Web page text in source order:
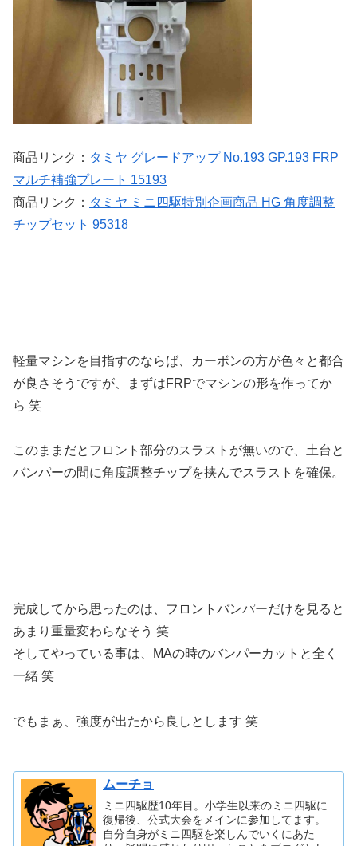
商品リンク： タミヤ グレードアップ No.193 GP.193 FRP
マルチ補強プレート 15193
商品リンク： タミヤ ミニ四駆特別企画商品 HG 角度調整
チップセット 95318
軽量マシンを目指すのならば、カーボンの方が色々と都合
が良さそうですが、まずはFRPでマシンの形を作ってか
ら 笑
このままだとフロント部分のスラストが無いので、土台と
バンパーの間に角度調整チップを挟んでスラストを確保。
完成してから思ったのは、フロントバンパーだけを見ると
あまり重量変わらなそう 笑
そしてやっている事は、MAの時のバンパーカットと全く
一緒 笑
でもまぁ、強度が出たから良しとします 笑
ムーチョ
ミニ四駆歴10年目。小学生以来のミニ四駆に
復帰後、公式大会をメインに参加してます。
自分自身がミニ四駆を楽しんでいくにあた